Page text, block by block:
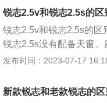
加速和起步的时候，整
新款锐志的转向感觉更
的方向盘就显得特别轻
可以忽略不计。
锐志2.5v和锐志2.5s的区
锐志2.5v和锐志2.5s的区
锐志2.5s没有配备天窗。
锐志2.5s采用手动机械式
它在天津一汽丰田二厂
一体变速器。
发布时间：2023-07-17
新款锐志和老款锐志的